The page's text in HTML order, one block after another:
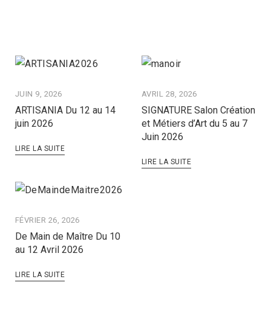
JUIN 9, 2026
ARTISANIA Du 12 au 14
juin 2026
LIRE LA SUITE
AVRIL 28, 2026
SIGNATURE Salon Création
et Métiers d’Art du 5 au 7
Juin 2026
LIRE LA SUITE
FÉVRIER 26, 2026
De Main de Maître Du 10
au 12 Avril 2026
LIRE LA SUITE